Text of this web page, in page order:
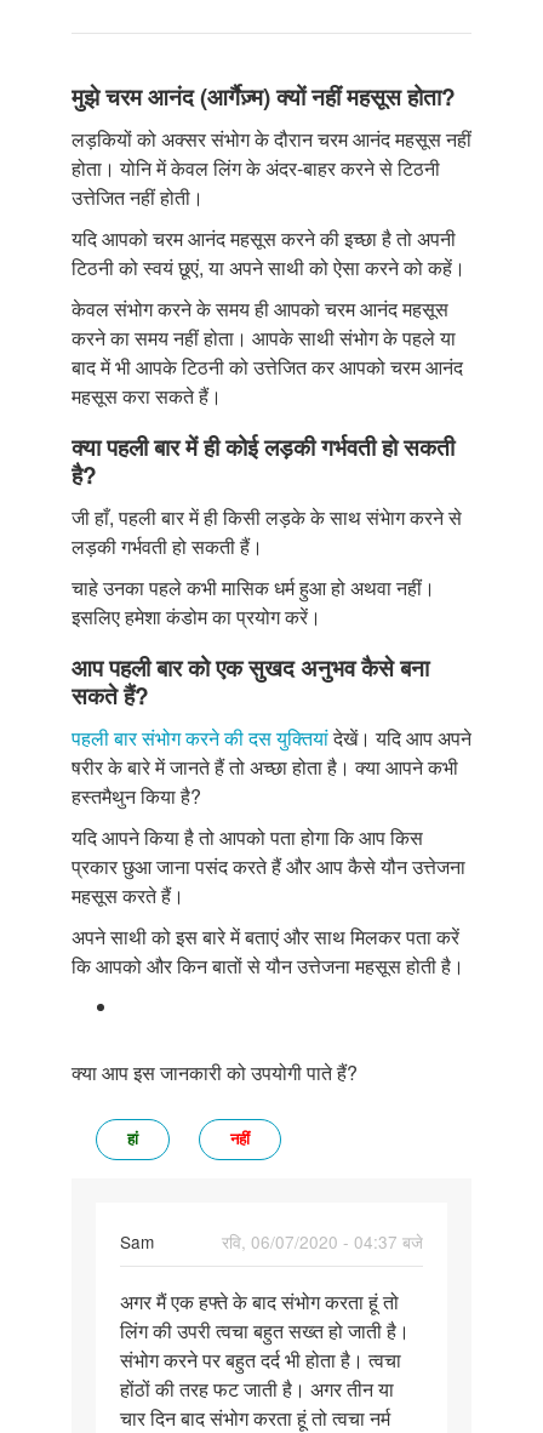
मुझे चरम आनंद (आर्गैज़्म) क्यों नहीं महसूस होता?
लड़कियों को अक्सर संभोग के दौरान चरम आनंद महसूस नहीं
होता। योनि में केवल लिंग के अंदर-बाहर करने से टिठनी
उत्तेजित नहीं होती।
यदि आपको चरम आनंद महसूस करने की इच्छा है तो अपनी
टिठनी को स्वयं छूएं, या अपने साथी को ऐसा करने को कहें।
केवल संभोग करने के समय ही आपको चरम आनंद महसूस
करने का समय नहीं होता। आपके साथी संभोग के पहले या
बाद में भी आपके टिठनी को उत्तेजित कर आपको चरम आनंद
महसूस करा सकते हैं।
क्या पहली बार में ही कोई लड़की गर्भवती हो सकती
है?
जी हाँ, पहली बार में ही किसी लड़के के साथ संभेाग करने से
लड़की गर्भवती हो सकती हैं।
चाहे उनका पहले कभी मासिक धर्म हुआ हो अथवा नहीं।
इसलिए हमेशा कंडोम का प्रयोग करें।
आप पहली बार को एक सुखद अनुभव कैसे बना
सकते हैं?
पहली बार संभोग करने की दस युक्तियांदेखें। यदि आप अपने
षरीर के बारे में जानते हैं तो अच्छा होता है। क्या आपने कभी
हस्तमैथुन किया है?
यदि आपने किया है तो आपको पता होगा कि आप किस
प्रकार छुआ जाना पसंद करते हैं और आप कैसे यौन उत्तेजना
महसूस करते हैं।
अपने साथी को इस बारे में बताएं और साथ मिलकर पता करें
कि आपको और किन बातों से यौन उत्तेजना महसूस होती है।
क्या आप इस जानकारी को उपयोगी पाते हैं?
हां नहीं
Sam
रवि, 06/07/2020 - 04:37 बजे
अगर
मैं
एक
हफ्ते
के
अगर मैं एक हफ्ते के बाद संभोग करता हूं तो
लिंग की उपरी त्वचा बहुत सख्त हो जाती है।
संभोग करने पर बहुत दर्द भी होता है। त्वचा
होंठों की तरह फट जाती है। अगर तीन या
चार दिन बाद संभोग करता हूं तो त्वचा नर्म